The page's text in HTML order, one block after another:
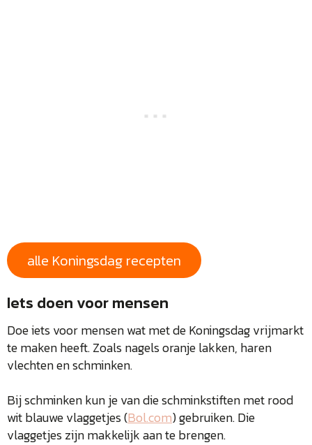
alle Koningsdag recepten
Iets doen voor mensen
Doe iets voor mensen wat met de Koningsdag vrijmarkt
te maken heeft. Zoals nagels oranje lakken, haren
vlechten en schminken.
Bij schminken kun je van die schminkstiften met rood
wit blauwe vlaggetjes (Bol.com) gebruiken. Die
vlaggetjes zijn makkelijk aan te brengen.